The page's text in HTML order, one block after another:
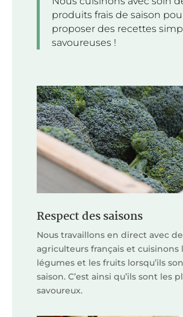
produits frais de saison
proposer des recettes
savoureuses !
Respect des saisons
Nous travaillons en direct avec
agriculteurs français et cuisinons
légumes et les fruits lorsqu’ils
saison. C’est ainsi qu’ils sont les
savoureux.